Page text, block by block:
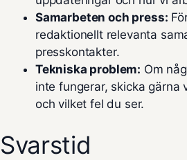
Samarbeten och press:
redaktionellt relevanta
presskontakter.
Tekniska problem: Om
inte fungerar, skicka gärna
och vilket fel du ser.
Svarstid